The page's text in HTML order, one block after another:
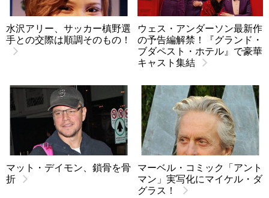
水沢アリー、サッカー槙野選
手との交際は順調そのもの！
ウェス・アンダーソン最新作
の予告編解禁！『グランド・
ブダペスト・ホテル』で豪華
キャスト集結
マット・デイモン、鎖骨を骨
折
マーベル・コミック「アント
マン」実写化にマイケル・ダ
グラス！